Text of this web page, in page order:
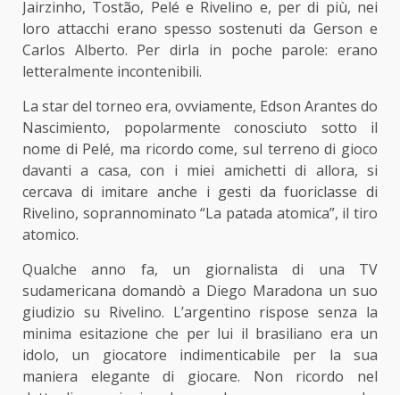
Jairzinho, Tostão, Pelé e Rivelino e, per di più, nei
loro attacchi erano spesso sostenuti da Gerson e
Carlos Alberto. Per dirla in poche parole: erano
letteralmente incontenibili.
La star del torneo era, ovviamente, Edson Arantes do
Nascimiento, popolarmente conosciuto sotto il
nome di Pelé, ma ricordo come, sul terreno di gioco
davanti a casa, con i miei amichetti di allora, si
cercava di imitare anche i gesti da fuoriclasse di
Rivelino, soprannominato “La patada atomica”, il tiro
atomico.
Qualche anno fa, un giornalista di una TV
sudamericana domandò a Diego Maradona un suo
giudizio su Rivelino. L’argentino rispose senza la
minima esitazione che per lui il brasiliano era un
idolo, un giocatore indimenticabile per la sua
maniera elegante di giocare. Non ricordo nel